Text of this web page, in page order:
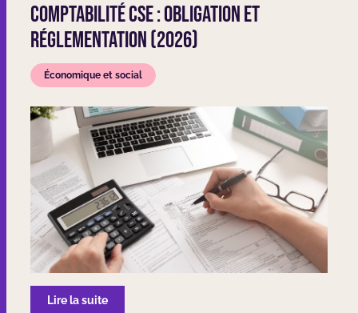
Comptabilité CSE : obligation et
réglementation (2026)
Économique et social
Lire la suite